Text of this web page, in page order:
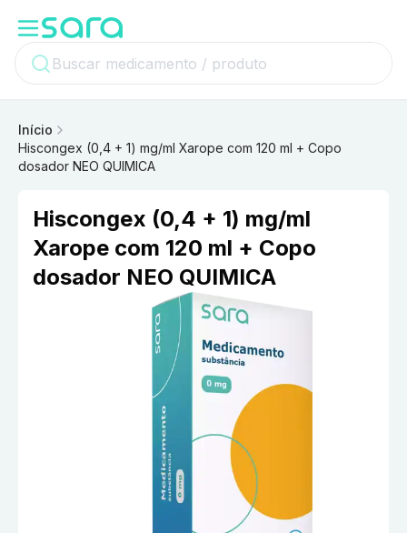
Início
Hiscongex (0,4 + 1) mg/ml Xarope com 120 ml + Copo
dosador NEO QUIMICA
Hiscongex (0,4 + 1) mg/ml
Xarope com 120 ml + Copo
dosador NEO QUIMICA